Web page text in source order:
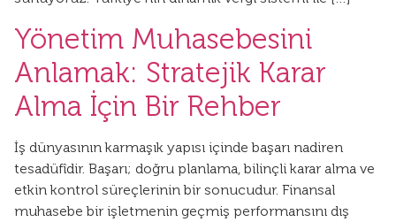
Yönetim Muhasebesini
Anlamak: Stratejik Karar
Alma İçin Bir Rehber
İş dünyasının karmaşık yapısı içinde başarı nadiren
tesadüfîdir. Başarı; doğru planlama, bilinçli karar alma ve
etkin kontrol süreçlerinin bir sonucudur. Finansal
muhasebe bir işletmenin geçmiş performansını dış